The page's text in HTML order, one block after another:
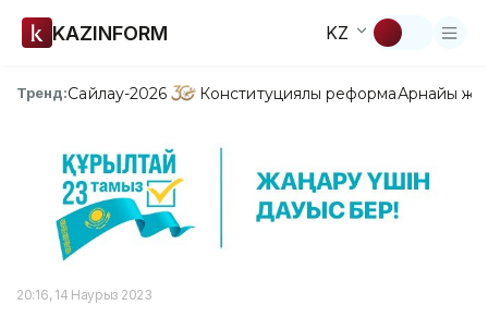
KAZINFORM KZ
Тренд:Сайлау-2026 Конституциялық реформаАрнайы
20:16, 14 Наурыз 2023